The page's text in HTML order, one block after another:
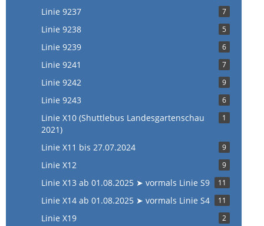
Linie 9237 7
Linie 9238 5
Linie 9239 6
Linie 9241 7
Linie 9242 9
Linie 9243 6
Linie X10 (Shuttlebus Landesgartenschau
2021)
1
Linie X11 bis 27.07.2024 9
Linie X12 9
Linie X13 ab 01.08.2025 ➤ vormals Linie S9 11
Linie X14 ab 01.08.2025 ➤ vormals Linie S4 11
Linie X19 2